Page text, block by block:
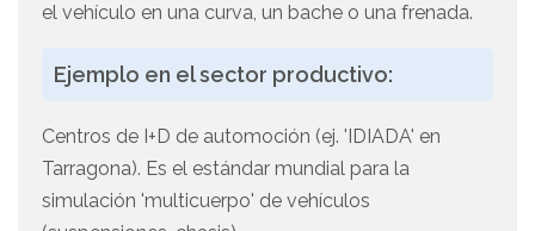
el vehículo en una curva, un bache o una frenada.
Ejemplo en el sector productivo:
Centros de I+D de automoción (ej. 'IDIADA' en
Tarragona). Es el estándar mundial para la
simulación 'multicuerpo' de vehículos